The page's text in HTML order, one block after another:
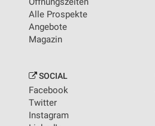
Alle Prospekte
Angebote
Magazin
SOCIAL
Facebook
Twitter
Instagram